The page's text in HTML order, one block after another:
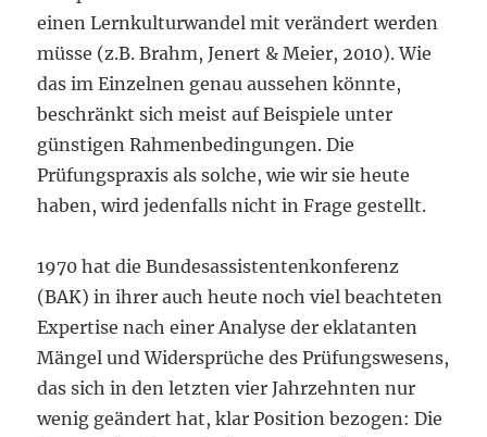
einen Lernkulturwandel mit verändert werden
müsse (z.B. Brahm, Jenert & Meier, 2010). Wie
das im Einzelnen genau aussehen könnte,
beschränkt sich meist auf Beispiele unter
günstigen Rahmenbedingungen. Die
Prüfungspraxis als solche, wie wir sie heute
haben, wird jedenfalls nicht in Frage gestellt.
1970 hat die Bundesassistentenkonferenz
(BAK) in ihrer auch heute noch viel beachteten
Expertise nach einer Analyse der eklatanten
Mängel und Widersprüche des Prüfungswesens,
das sich in den letzten vier Jahrzehnten nur
wenig geändert hat, klar Position bezogen: Die